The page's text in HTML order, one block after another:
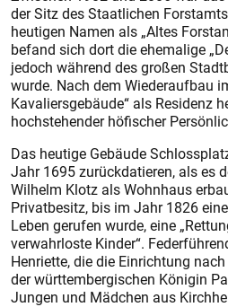
der Sitz des Staatlichen
heutigen Namen als „Altes
befand sich dort die ehemalige
jedoch während des großen
wurde. Nach dem Wiederaufbau
Kavaliersgebäude“ als Residenz
hochstehender höfischer
Das heutige Gebäude
Jahr 1695 zurückdatieren, als es
Wilhelm Klotz als Wohnhaus
Privatbesitz, bis im Jahr 1826
Leben gerufen wurde, eine
verwahrloste Kinder“.
Henriette, die die Einrichtung
der württembergischen Königin
Jungen und Mädchen aus